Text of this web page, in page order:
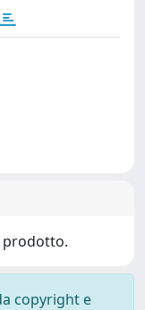
prodotto.
copyright e